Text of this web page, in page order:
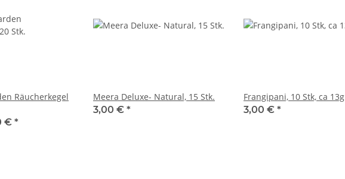
Räucherkegel
€ *
Meera Deluxe- Natural, 15 Stk.
3,00 € *
Frangipani, 10 Stk, ca 13g
3,00 € *